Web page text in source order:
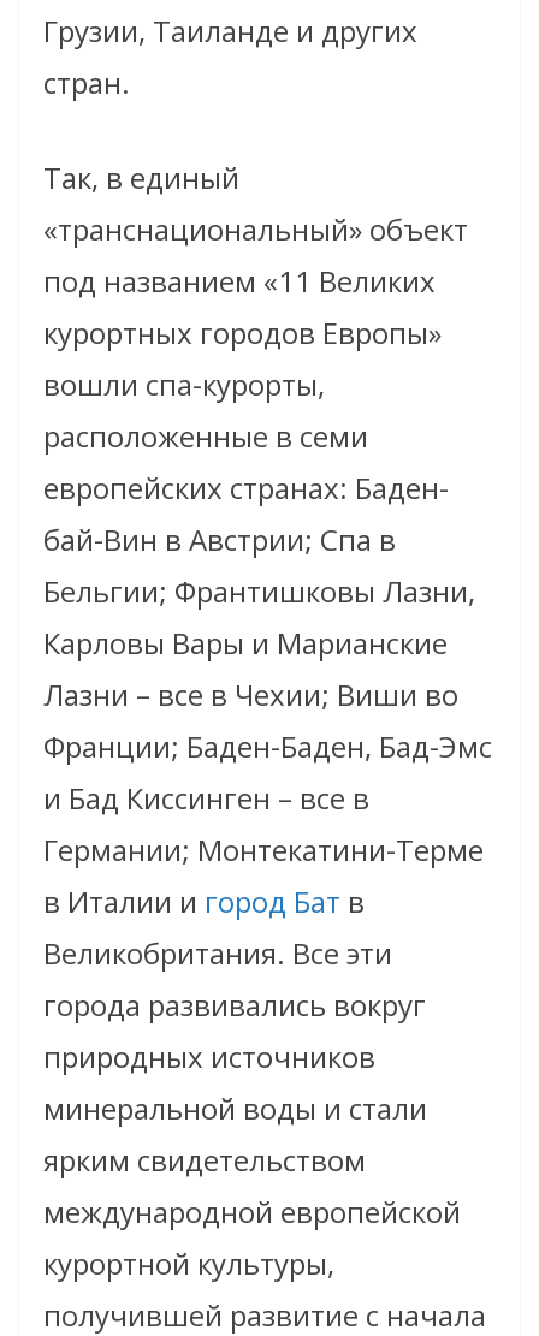
Грузии, Таиланде и других
стран.
Так, в единый
«транснациональный» объект
под названием «11 Великих
курортных городов Европы»
вошли спа-курорты,
расположенные в семи
европейских странах: Баден-
бай-Вин в Австрии; Спа в
Бельгии; Франтишковы Лазни,
Карловы Вары и Марианские
Лазни – все в Чехии; Виши во
Франции; Баден-Баден, Бад-Эмс
и Бад Киссинген – все в
Германии; Монтекатини-Терме
в Италии и город Бат в
Великобритания. Все эти
города развивались вокруг
природных источников
минеральной воды и стали
ярким свидетельством
международной европейской
курортной культуры,
получившей развитие с начала